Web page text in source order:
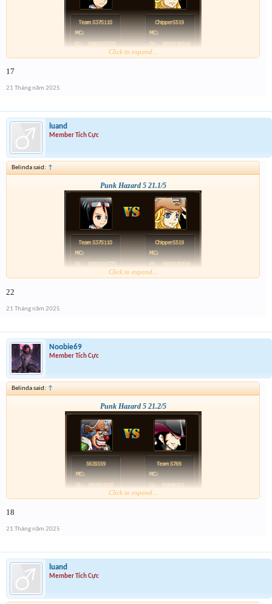
Click to expand...
17
21 Tháng năm 2025
luand
Member Tích Cực
Belinda said: ↑
Punk Hazard 5 21.1/5
Click to expand...
22
21 Tháng năm 2025
Noobie69
Member Tích Cực
Belinda said: ↑
Punk Hazard 5 21.2/5
Click to expand...
18
21 Tháng năm 2025
luand
Member Tích Cực